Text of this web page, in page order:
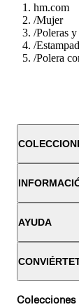
hm.com
/Mujer
/Poleras
/
/Polera
AYUDA
Colecciones